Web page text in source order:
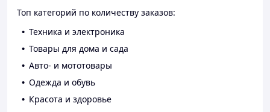
Топ категорий по количеству заказов:
Техника и электроника
Товары для дома и сада
Авто- и мототовары
Одежда и обувь
Красота и здоровье